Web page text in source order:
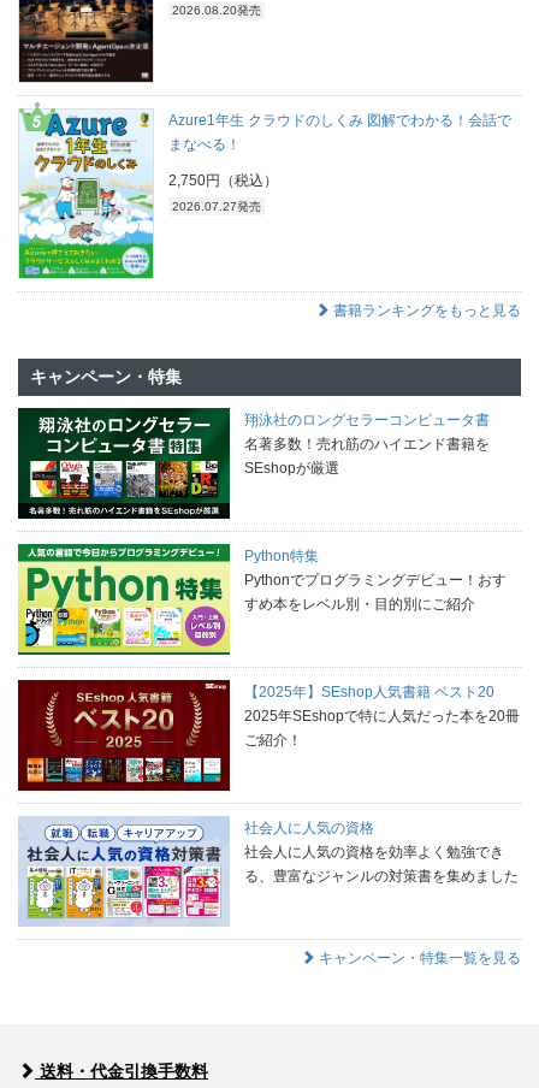
2026.08.20発売
Azure1年生 クラウドのしくみ 図解でわかる！会話で
まなべる！
2,750円（税込）
2026.07.27発売
書籍ランキングをもっと見る
キャンペーン・特集
翔泳社のロングセラーコンピュータ書
名著多数！売れ筋のハイエンド書籍を
SEshopが厳選
Python特集
Pythonでプログラミングデビュー！おす
すめ本をレベル別・目的別にご紹介
【2025年】SEshop人気書籍 ベスト20
2025年SEshopで特に人気だった本を20冊
ご紹介！
社会人に人気の資格
社会人に人気の資格を効率よく勉強でき
る、豊富なジャンルの対策書を集めました
キャンペーン・特集一覧を見る
送料・代金引換手数料